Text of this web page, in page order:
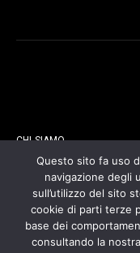
CHI SIAMO
CONTATTI
COOKIES POLICY
Questo sito fa uso
navigazione degli
sull’utilizzo del sito
cookie di parti terze
base dei
consultando la